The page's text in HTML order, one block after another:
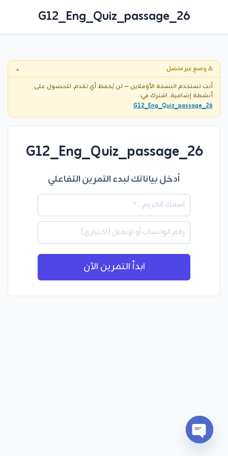
G12_Eng_Quiz_passage_26
⚠️ وضع غير متصل ▼
أنت تستخدم النسخة الأوفلاين — لن يُحفظ أي تقدم. للحصول على
أنشطة إضافية، اشترك في:
G12_Eng_Quiz_passage_26
G12_Eng_Quiz_passage_26
أدخل بياناتك لبدء التمرين التفاعلي
ابدأ التمرين الآن